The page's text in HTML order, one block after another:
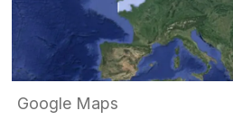
Google Maps